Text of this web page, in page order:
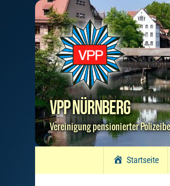
VPP Nürnberg
Vereinigung pensionierter
Startseite